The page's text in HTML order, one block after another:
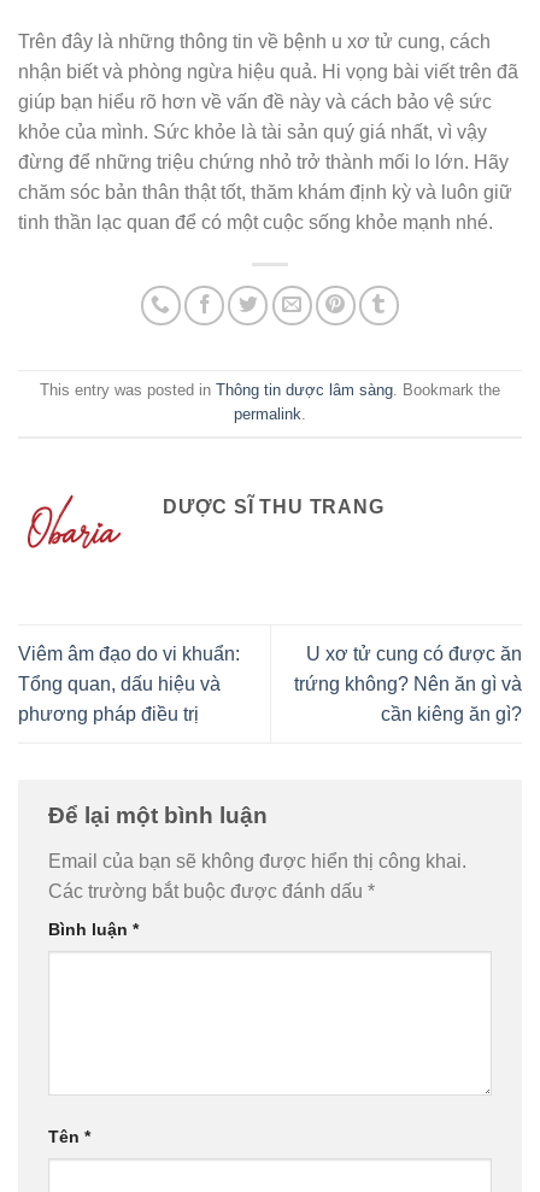
Trên đây là những thông tin về bệnh u xơ tử cung, cách
nhận biết và phòng ngừa hiệu quả. Hi vọng bài viết trên đã
giúp bạn hiểu rõ hơn về vấn đề này và cách bảo vệ sức
khỏe của mình. Sức khỏe là tài sản quý giá nhất, vì vậy
đừng để những triệu chứng nhỏ trở thành mối lo lớn. Hãy
chăm sóc bản thân thật tốt, thăm khám định kỳ và luôn giữ
tinh thần lạc quan để có một cuộc sống khỏe mạnh nhé.
This entry was posted in Thông tin dược lâm sàng. Bookmark the
permalink.
DƯỢC SĨ THU TRANG
Viêm âm đạo do vi khuẩn:
Tổng quan, dấu hiệu và
phương pháp điều trị
U xơ tử cung có được ăn
trứng không? Nên ăn gì và
cần kiêng ăn gì?
Để lại một bình luận
Email của bạn sẽ không được hiển thị công khai.
Các trường bắt buộc được đánh dấu *
Bình luận *
Tên *